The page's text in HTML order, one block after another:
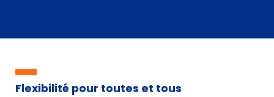
Flexibilité pour toutes et tous